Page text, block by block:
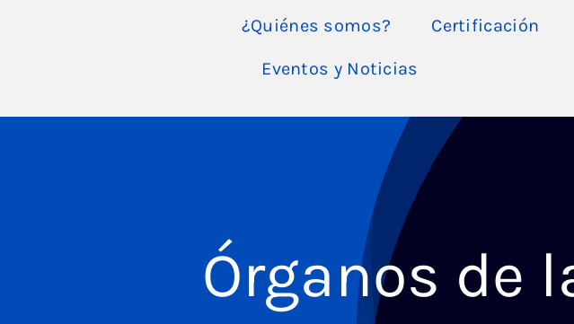
¿Quiénes somos? Certificación
Eventos y Noticias
Órganos de